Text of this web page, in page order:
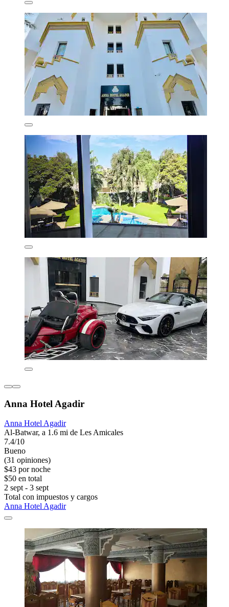
Anna Hotel Agadir
Anna Hotel Agadir
Al-Batwar, a 1.6 mi de Les Amicales
7.4/10
Bueno
(31 opiniones)
$43 por noche
$50 en total
2 sept - 3 sept
Total con impuestos y cargos
Anna Hotel Agadir